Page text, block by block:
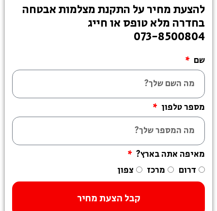
להצעת מחיר על התקנת מצלמות אבטחה
בחדרה מלא טופס או חייג
073-8500804
שם
מספר טלפון
מאיפה אתה בארץ?
דרום
מרכז צפון
קבל הצעת מחיר